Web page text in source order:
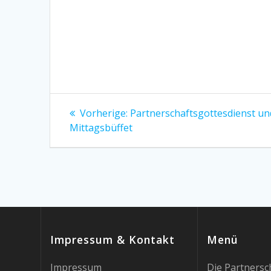
Beitragsnavigation
Vorherige: Vorheriger
Beitrag:
Partnerschaftsgottesdienst
Mittagsbüffet
Impressum & Kontakt
Impressum
Menü
Die